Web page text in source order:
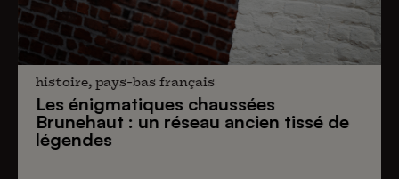
histoire, pays-bas français
Les énigmatiques chaussées
Brunehaut : un réseau ancien tissé de
légendes